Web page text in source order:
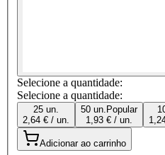
Selecione a quantidade:
Selecione a quantidade:
25 un.
2,64 € / un.
50 un. Popular
1,93 € / un.
Adicionar ao carrinho